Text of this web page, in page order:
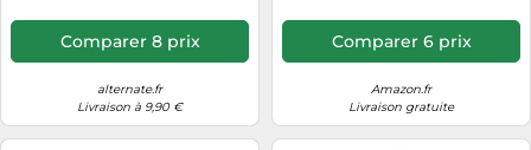
Comparer 8 prix
alternate.fr
Livraison à 9,90 €
Comparer 6 prix
Amazon.fr
Livraison gratuite